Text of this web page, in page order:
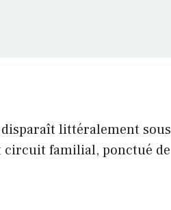
littéralement sous
circuit familial, ponctué de